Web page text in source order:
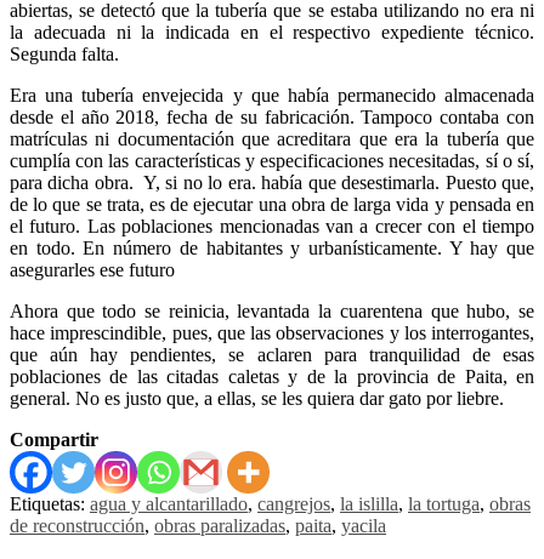
abiertas, se detectó que la tubería que se estaba utilizando no era ni
la adecuada ni la indicada en el respectivo expediente técnico.
Segunda falta.
Era una tubería envejecida y que había permanecido almacenada
desde el año 2018, fecha de su fabricación. Tampoco contaba con
matrículas ni documentación que acreditara que era la tubería que
cumplía con las características y especificaciones necesitadas, sí o sí,
para dicha obra. Y, si no lo era. había que desestimarla. Puesto que,
de lo que se trata, es de ejecutar una obra de larga vida y pensada en
el futuro. Las poblaciones mencionadas van a crecer con el tiempo
en todo. En número de habitantes y urbanísticamente. Y hay que
asegurarles ese futuro
Ahora que todo se reinicia, levantada la cuarentena que hubo, se
hace imprescindible, pues, que las observaciones y los interrogantes,
que aún hay pendientes, se aclaren para tranquilidad de esas
poblaciones de las citadas caletas y de la provincia de Paita, en
general. No es justo que, a ellas, se les quiera dar gato por liebre.
Compartir
Etiquetas: agua y alcantarillado, cangrejos, la islilla, la tortuga, obras
de reconstrucción, obras paralizadas, paita, yacila